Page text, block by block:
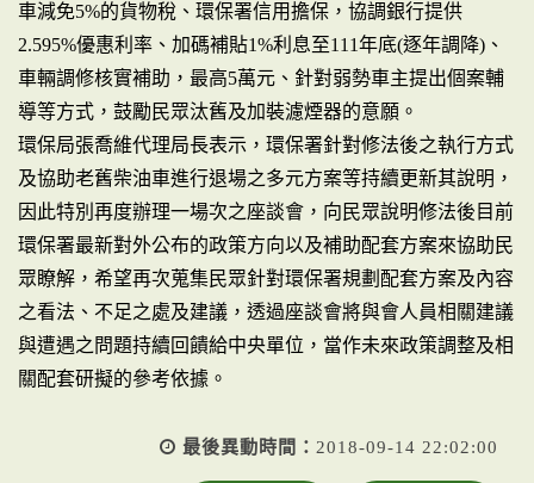
車減免5%的貨物稅、環保署信用擔保，協調銀行提供
2.595%優惠利率、加碼補貼1%利息至111年底(逐年調降)、
車輛調修核實補助，最高5萬元、針對弱勢車主提出個案輔
導等方式，鼓勵民眾汰舊及加裝濾煙器的意願。
環保局張喬維代理局長表示，環保署針對修法後之執行方式
及協助老舊柴油車進行退場之多元方案等持續更新其說明，
因此特別再度辦理一場次之座談會，向民眾說明修法後目前
環保署最新對外公布的政策方向以及補助配套方案來協助民
眾瞭解，希望再次蒐集民眾針對環保署規劃配套方案及內容
之看法、不足之處及建議，透過座談會將與會人員相關建議
與遭遇之問題持續回饋給中央單位，當作未來政策調整及相
關配套研擬的參考依據。
最後異動時間： 2018-09-14 22:02:00